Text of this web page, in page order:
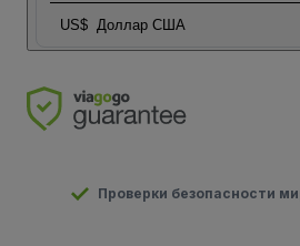
US$ Доллар США
Проверки безопасности